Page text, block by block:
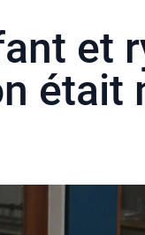
et
était